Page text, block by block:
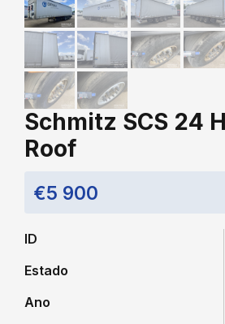
Schmitz SCS 24
Roof
€5 900
ID
Estado
Ano